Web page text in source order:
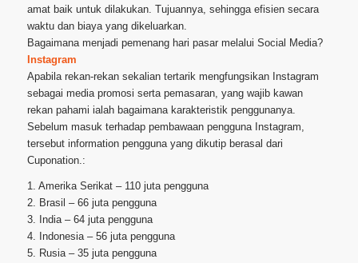
amat baik untuk dilakukan. Tujuannya, sehingga efisien secara
waktu dan biaya yang dikeluarkan.
Bagaimana menjadi pemenang hari pasar melalui Social Media?
Instagram
Apabila rekan-rekan sekalian tertarik mengfungsikan Instagram
sebagai media promosi serta pemasaran, yang wajib kawan
rekan pahami ialah bagaimana karakteristik penggunanya.
Sebelum masuk terhadap pembawaan pengguna Instagram,
tersebut information pengguna yang dikutip berasal dari
Cuponation.:
1. Amerika Serikat – 110 juta pengguna
2. Brasil – 66 juta pengguna
3. India – 64 juta pengguna
4. Indonesia – 56 juta pengguna
5. Rusia – 35 juta pengguna